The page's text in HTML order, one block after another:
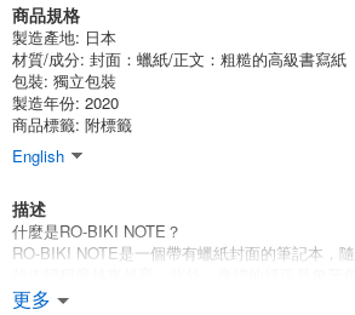
商品規格
製造產地: 日本
材質/成分: 封面：蠟紙/正文：粗糙的高級書寫紙
包裝: 獨立包裝
製造年份: 2020
商品標籤: 附標籤
English
描述
什麼是RO-BIKI NOTE？
RO-BIKI NOTE是一個帶有蠟紙封面的筆記本，
色的高級書寫紙，具有粗糙的書寫感，這是根據
更多